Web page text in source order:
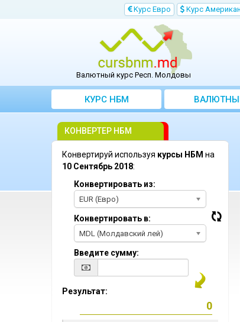
Kурс Евро Kурс
Валютный курс Респ. Молдовы
КУРС НБМ
КОНВЕРТЕР НБМ
Конвертируй используя курсы НБМ на
10 Сентябрь 2018:
Конвертировать из:
EUR (Евро)
Конвертировать в:
MDL (Молдавский лей)
Введите сумму:
Результат: